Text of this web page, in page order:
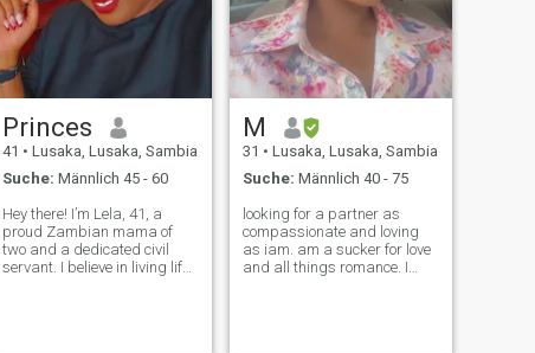
abgehend. Ich liebe
Romantik und Kuscheln
Princes
41 • Lusaka, Lusaka, Sambia
Suche: Männlich 45 - 60
Hey there! I’m Lela, 41, a
proud Zambian mama of
two and a dedicated civil
servant. I believe in living life
M
31 • Lusaka, Lusaka, Sambia
Suche: Männlich 40 - 75
looking for a partner as
compassionate and loving
as iam. am a sucker for love
and all things romance. I